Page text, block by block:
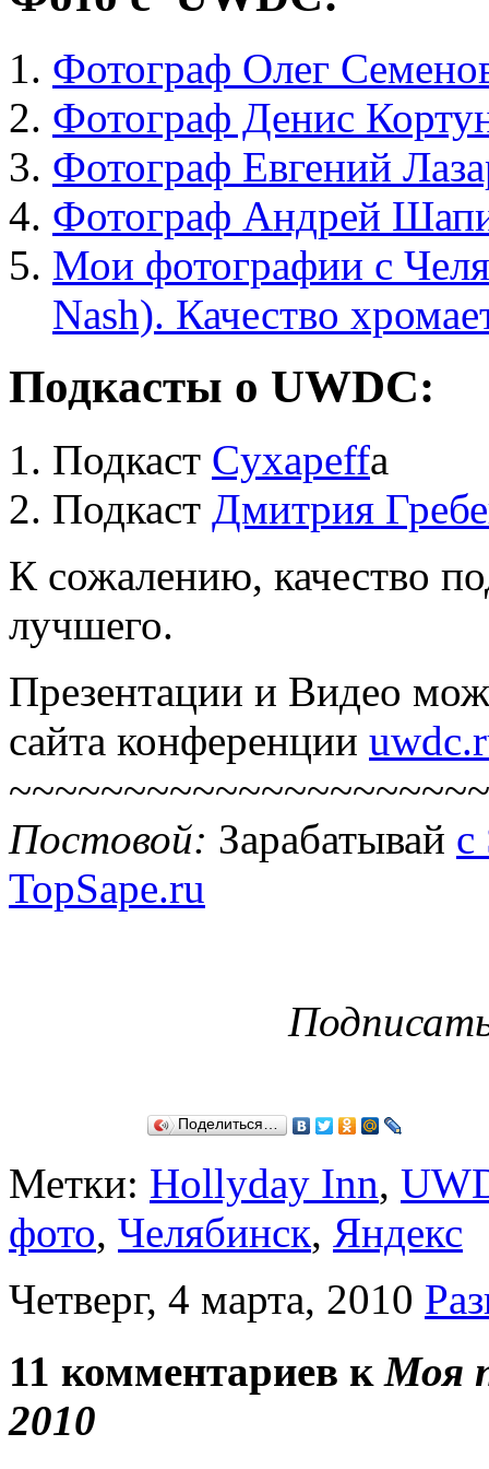
Фотограф Олег
Фотограф Денис
Фотограф Евгений
Фотограф Андрей
Мои фотографии с
Nash). Качество
Подкасты о UWDC:
Подкаст Cyxapeffа
Подкаст Дмитрия
К сожалению, качество
лучшего.
Презентации и Видео
сайта конференции
Постовой: Зарабатывай с
TopSape.ru
Поделиться…
Метки: Hollyday Inn,
фото, Челябинск, Яндекс
Четверг, 4 марта, 2010
11 комментариев кМоя
2010